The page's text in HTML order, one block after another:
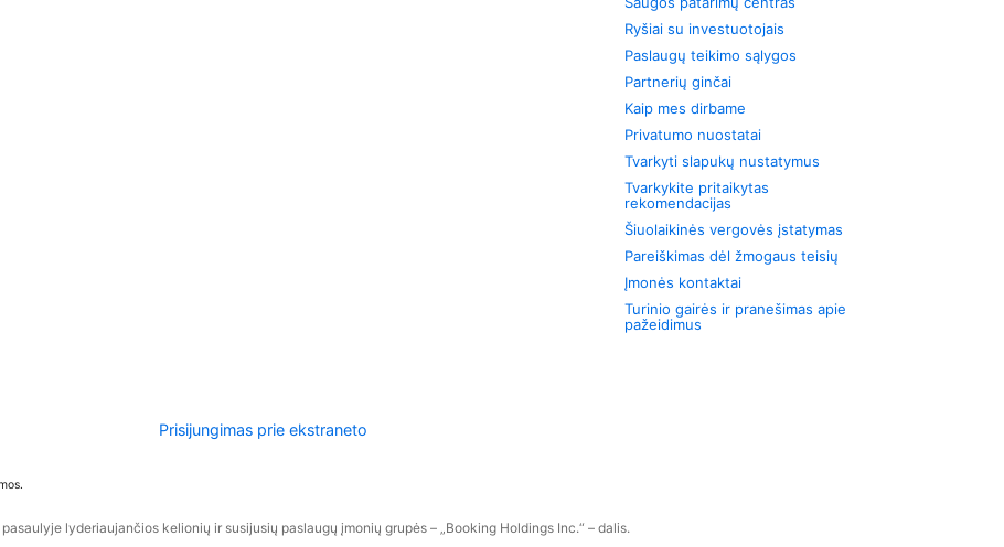
Ryšiai su investuotojais
Paslaugų teikimo sąlygos
Partnerių ginčai
Kaip mes dirbame
Privatumo nuostatai
Tvarkyti slapukų nustatymus
Tvarkykite pritaikytas
rekomendacijas
Šiuolaikinės vergovės įstatymas
Pareiškimas dėl žmogaus teisių
Įmonės kontaktai
Turinio gairės ir pranešimas apie
pažeidimus
Prisijungimas prie ekstraneto
lyderiaujančios kelionių ir susijusių paslaugų įmonių grupės – „Booking Holdings Inc.“ – dalis.